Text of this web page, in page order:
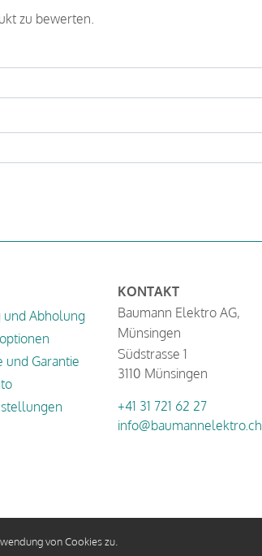
zu bewerten.
und Abholung
und Garantie
KONTAKT
Baumann Elektro AG,
Münsingen
Südstrasse 1
3110 Münsingen
+41 31 721 62 27
info@baumannelektro.ch
von Cookies zu.